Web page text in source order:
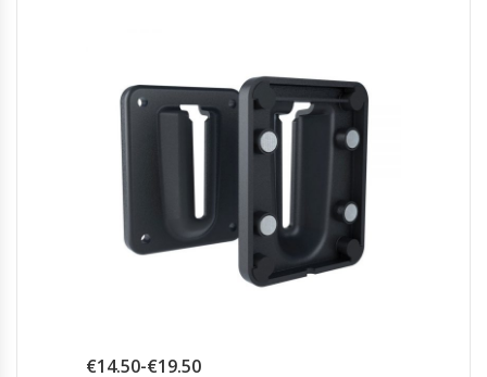
€14.50-€19.50Prijsklasse: